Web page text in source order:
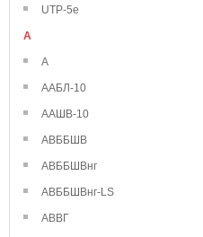
UTP-5e
А
А
ААБЛ-10
ААШВ-10
АВББШВ
АВББШВнг
АВББШВнг-LS
АВВГ